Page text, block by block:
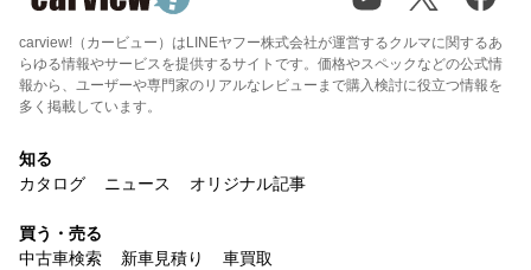
carview!（カービュー）はLINEヤフー株式会社が運営するクルマに関するあ
らゆる情報やサービスを提供するサイトです。価格やスペックなどの公式情
報から、ユーザーや専門家のリアルなレビューまで購入検討に役立つ情報を
多く掲載しています。
知る
カタログ
ニュース オリジナル記事
買う・売る
中古車検索
新車見積り 車買取